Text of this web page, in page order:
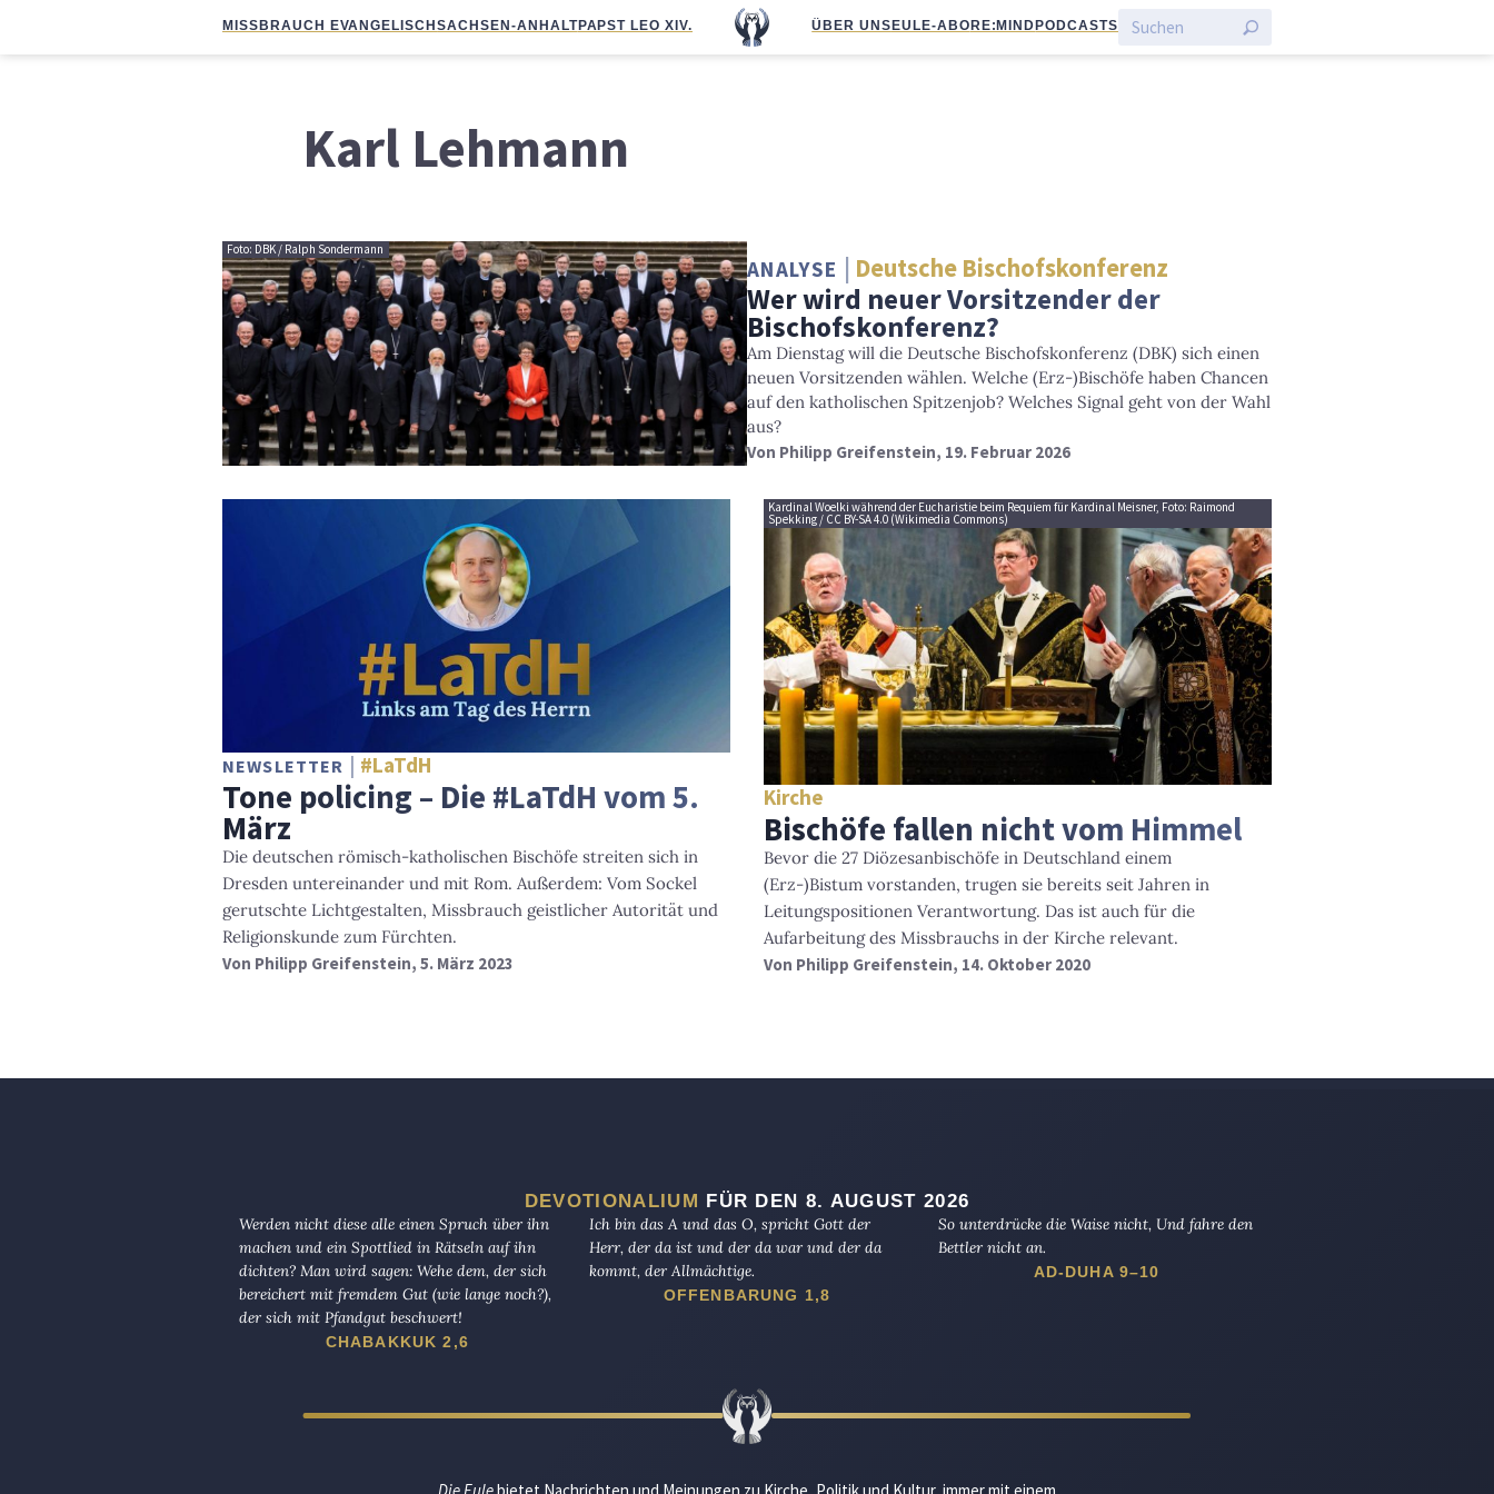
MISSBRAUCH EVANGELISCHSACHSEN-ANHALTPAPST LEO XIV. ÜBER UNS EULE-ABO RE:MIND PODCASTS
Karl Lehmann
Foto: DBK / Ralph Sondermann
ANALYSE Deutsche Bischofskonferenz
Wer wird neuer Vorsitzender der
Bischofskonferenz?
Am Dienstag will die Deutsche Bischofskonferenz (DBK) sich einen
neuen Vorsitzenden wählen. Welche (Erz-)Bischöfe haben Chancen
auf den katholischen Spitzenjob? Welches Signal geht von der Wahl
aus?
Von Philipp Greifenstein, 19. Februar 2026
NEWSLETTER #LaTdH
Tone policing – Die #LaTdH vom 5.
März
Die deutschen römisch-katholischen Bischöfe streiten sich in
Dresden untereinander und mit Rom. Außerdem: Vom Sockel
gerutschte Lichtgestalten, Missbrauch geistlicher Autorität und
Religionskunde zum Fürchten.
Von Philipp Greifenstein, 5. März 2023
Kardinal Woelki während der Eucharistie beim Requiem für Kardinal Meisner, Foto: Raimond
Spekking / CC BY-SA 4.0 (Wikimedia Commons)
Kirche
Bischöfe fallen nicht vom Himmel
Bevor die 27 Diözesanbischöfe in Deutschland einem
(Erz-)Bistum vorstanden, trugen sie bereits seit Jahren in
Leitungspositionen Verantwortung. Das ist auch für die
Aufarbeitung des Missbrauchs in der Kirche relevant.
Von Philipp Greifenstein, 14. Oktober 2020
DEVOTIONALIUM FÜR DEN 8. AUGUST 2026
Werden nicht diese alle einen Spruch über ihn
machen und ein Spottlied in Rätseln auf ihn
dichten? Man wird sagen: Wehe dem, der sich
bereichert mit fremdem Gut (wie lange noch?),
der sich mit Pfandgut beschwert!
CHABAKKUK 2,6
Ich bin das A und das O, spricht Gott der
Herr, der da ist und der da war und der da
kommt, der Allmächtige.
OFFENBARUNG 1,8
So unterdrücke die Waise nicht, Und fahre den
Bettler nicht an.
AD-DUHA 9–10
Die Eulebietet Nachrichten und Meinungen zu Kirche, Politik und Kultur, immer mit einem